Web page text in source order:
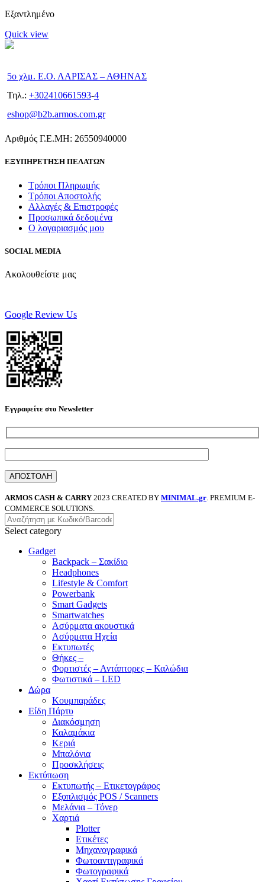
Εξαντλημένο
Quick view
5ο χλμ. Ε.Ο. ΛΑΡΙΣΑΣ – ΑΘΗΝΑΣ
Τηλ.: +302410661593-4
eshop@b2b.armos.com.gr
Αριθμός Γ.Ε.ΜΗ: 26550940000
ΕΞΥΠΗΡΕΤΗΣΗ ΠΕΛΑΤΩΝ
Τρόποι Πληρωμής
Τρόποι Αποστολής
Αλλαγές & Επιστροφές
Προσωπικά δεδομένα
Ο λογαριασμός μου
SOCIAL MEDIA
Ακολουθείστε μας
Google Review Us
Εγγραφείτε στο Newsletter
ARMOS CASH & CARRY 2023 CREATED BY MINIMAL.gr . PREMIUM E-
COMMERCE SOLUTIONS.
Select category
Gadget
Backpack – Σακίδιο
Headphones
Lifestyle & Comfort
Powerbank
Smart Gadgets
Smartwatches
Ασύρματα ακουστικά
Ασύρματα Ηχεία
Εκτυπωτές
Θήκες –
Φορτιστές – Αντάπτορες – Καλώδια
Φωτιστικά – LED
Δώρα
Κουμπαράδες
Είδη Πάρτυ
Διακόσμηση
Καλαμάκια
Κεριά
Μπαλόνια
Προσκλήσεις
Εκτύπωση
Εκτυπωτής – Ετικετογράφος
Εξοπλισμός POS / Scanners
Μελάνια – Τόνερ
Χαρτιά
Plotter
Ετικέτες
Μηχανογραφικά
Φωτοαντιγραφικά
Φωτογραφικά